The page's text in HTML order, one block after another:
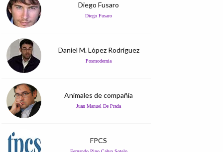
Diego Fusaro
Diego Fusaro
Daniel M. López Rodríguez
Posmodernia
Animales de compañía
Juan Manuel De Prada
FPCS